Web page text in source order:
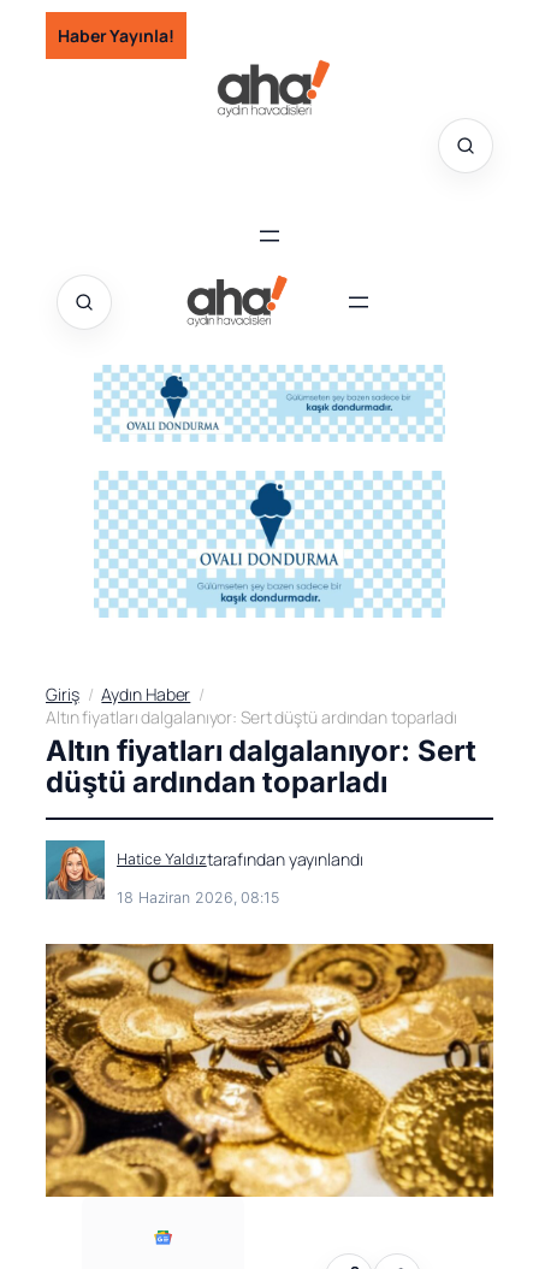
İçeriğe
geç
Haber Yayınla!
Giriş
Aydın Haber
Altın fiyatları dalgalanıyor: Sert düştü ardından toparladı
Altın fiyatları dalgalanıyor: Sert
düştü ardından toparladı
Hatice Yaldıztarafından yayınlandı
18 Haziran 2026, 08:15